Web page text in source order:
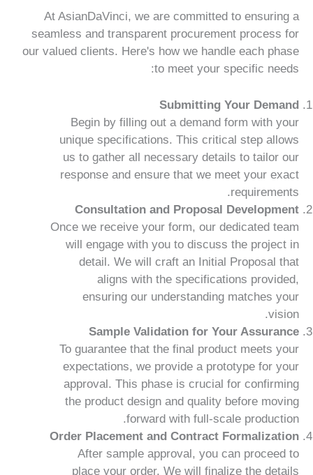
At AsianDaVinci, we are committed to ensuring a
seamless and transparent procurement process for
our valued clients. Here's how we handle each phase
to meet your specific needs:
Submitting Your Demand
Begin by filling out a demand form with your
unique specifications. This critical step allows
us to gather all necessary details to tailor our
response and ensure that we meet your exact
requirements.
Consultation and Proposal Development
Once we receive your form, our dedicated team
will engage with you to discuss the project in
detail. We will craft an Initial Proposal that
aligns with the specifications provided,
ensuring our understanding matches your
vision.
Sample Validation for Your Assurance
To guarantee that the final product meets your
expectations, we provide a prototype for your
approval. This phase is crucial for confirming
the product design and quality before moving
forward with full-scale production.
Order Placement and Contract Formalization
After sample approval, you can proceed to
place your order. We will finalize the details